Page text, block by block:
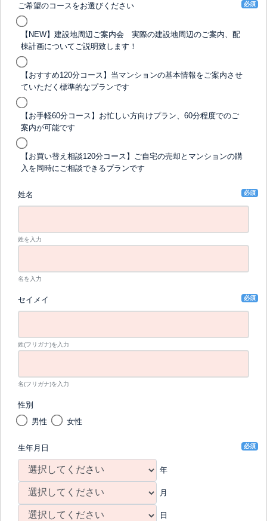
ご希望のコースをお選びください 必須
【NEW】建設地周辺ご案内会 実際の建設地周辺のご案内、配
棟計画についてご説明致します！
【おすすめ120分コース】当マンションの基本情報をご案内させ
ていただく標準的なプランです
【お手軽60分コース】お忙しい方向けプラン、60分程度でのご
案内が可能です
【お買い替え相談120分コース】ご自宅の売却とマンションの購
入を同時にご相談できるプランです
姓名 必須
姓を入力
名を入力
セイメイ 必須
姓(フリガナ)を入力
名(フリガナ)を入力
性別
男性
女性
生年月日 必須
年
月
日